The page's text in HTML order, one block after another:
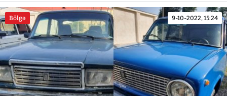
Bölgə 9-10-2022, 15:24